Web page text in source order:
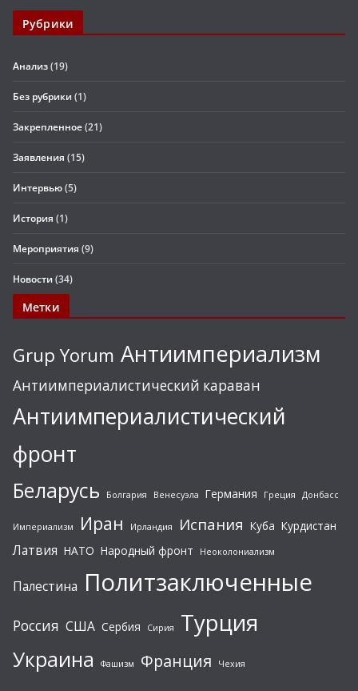
Рубрики
Анализ(19)
Без рубрики(1)
Закрепленное(21)
Заявления (15)
Интервью(5)
История (1)
Мероприятия (9)
Новости(34)
Метки
Grup Yorum Антиимпериализм
Антиимпериалистический караван
Антиимпериалистический
фронт
Беларусь Болгария Венесуэла Германия Греция Донбасс
Империализм Иран Ирландия Испания Куба Курдистан
Латвия НАТО Народный фронт Неоколониализм
Палестина Политзаключенные
Россия США Сербия Сирия Турция
Украина Фашизм Франция Чехия